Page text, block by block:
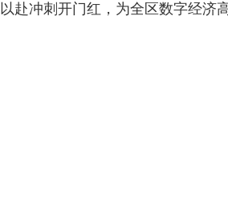
赴冲刺开门红，为全区数字经济